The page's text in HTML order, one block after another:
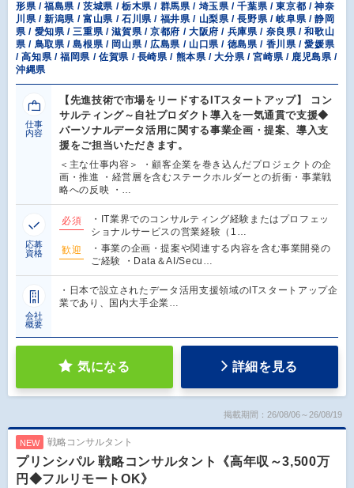
形県 / 福島県 / 茨城県 / 栃木県 / 群馬県 / 埼玉県 / 千葉県 / 東京都 / 神奈
川県 / 新潟県 / 富山県 / 石川県 / 福井県 / 山梨県 / 長野県 / 岐阜県 / 静岡
県 / 愛知県 / 三重県 / 滋賀県 / 京都府 / 大阪府 / 兵庫県 / 奈良県 / 和歌山
県 / 鳥取県 / 島根県 / 岡山県 / 広島県 / 山口県 / 徳島県 / 香川県 / 愛媛県
/ 高知県 / 福岡県 / 佐賀県 / 長崎県 / 熊本県 / 大分県 / 宮崎県 / 鹿児島県 /
沖縄県
仕事
内容
【先進技術で市場をリードするITスタートアップ】 コン
サルティング～自社プロダクト導入を一気通貫で支援◆
パーソナルデータ活用に関する事業企画・提案、導入支
援をご担当いただきます。
＜主な仕事内容＞ ・顧客企業を巻き込んだプロジェクトの企
画・推進 ・経営層を含むステークホルダーとの折衝・事業戦
略への反映 ・…
応募
資格
必須
・IT業界でのコンサルティング経験またはプロフェッ
ショナルサービスの営業経験（1…
歓迎
・事業の企画・提案や関連する内容を含む事業開発の
ご経験 ・Data＆AI/Secu…
会社
概要
・日本で設立されたデータ活用支援領域のITスタートアップ企
業であり、国内大手企業…
気になる 詳細を見る
掲載期間：26/08/06～26/08/19
NEW 戦略コンサルタント
プリンシパル 戦略コンサルタント《高年収～3,500万
円◆フルリモートOK》